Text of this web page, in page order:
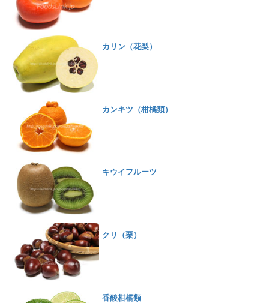
カリン（花梨）
カンキツ（柑橘類）
キウイフルーツ
クリ（栗）
香酸柑橘類